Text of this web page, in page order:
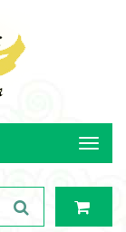
Menu